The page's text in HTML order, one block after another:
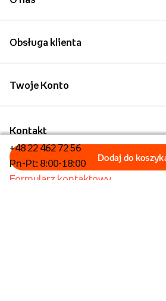
Obsługa klienta
Kontakt
+48 22 462 72 56
Pn-Pt: 8:00-18:00
Formularz kontaktowy
Twoje Konto